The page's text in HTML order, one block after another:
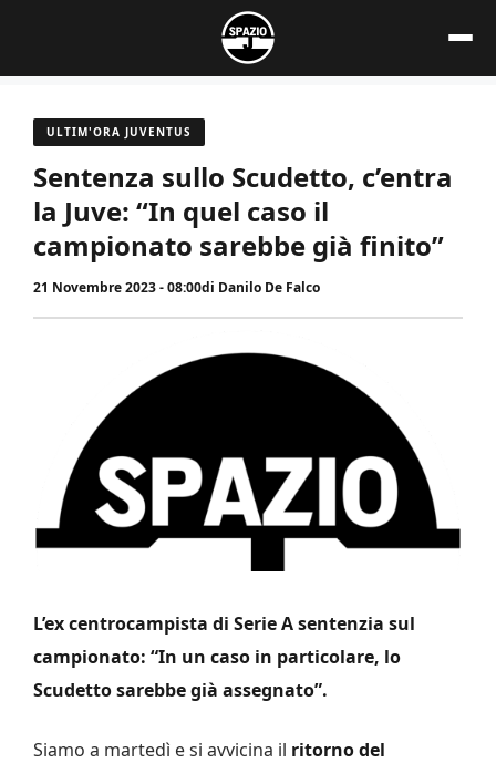
contenuto
ULTIM'ORA JUVENTUS
Sentenza sullo Scudetto, c’entra
la Juve: “In quel caso il
campionato sarebbe già finito”
21 Novembre 2023 - 08:00di Danilo De Falco
L’ex centrocampista di Serie A sentenzia sul
campionato: “In un caso in particolare, lo
Scudetto sarebbe già assegnato”.
Siamo a martedì e si avvicina il ritorno del